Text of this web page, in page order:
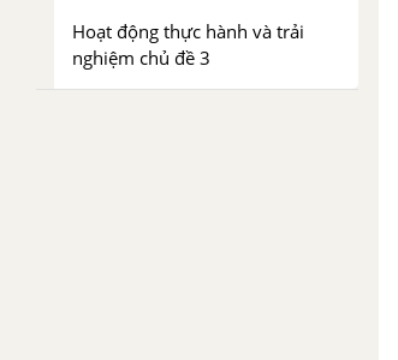
Hoạt động thực hành và trải
nghiệm chủ đề 3